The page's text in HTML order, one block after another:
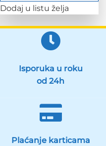
Dodaj u listu želja
Isporuka u roku
od 24h
Plaćanje karticama